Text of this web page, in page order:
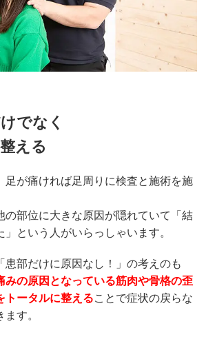
でなく
える
足が痛ければ足周りに検査と施術を施
の部位に大きな原因が隠れていて「結
」という人がいらっしゃいます。
患部だけに原因なし！」の考えのも
みの原因となっている筋肉や骨格の歪
トータルに整えることで症状の戻らな
す。